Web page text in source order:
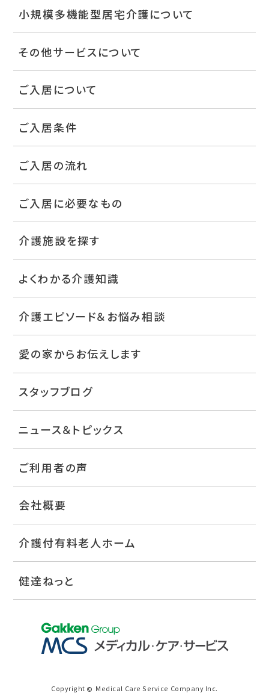
小規模多機能型居宅介護について
その他サービスについて
ご入居について
ご入居条件
ご入居の流れ
ご入居に必要なもの
介護施設を探す
よくわかる介護知識
介護エピソード＆お悩み相談
愛の家からお伝えします
スタッフブログ
ニュース＆トピックス
ご利用者の声
会社概要
介護付有料老人ホーム
健達ねっと
Copyright © Medical Care Service Company Inc.